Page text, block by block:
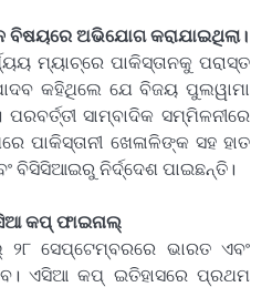
ବିଷୟରେ ଅଭିଯୋଗ କରାଯାଇଥିଲା।
ମ୍ୟାଚ୍‌ରେ ପାକିସ୍ତାନକୁ ପରାସ୍ତ
କହିଥିଲେ ଯେ ବିଜୟ ପୁଲୱାମା
ସାମ୍ବାଦିକ ସମ୍ମିଳନୀରେ
ପାକିସ୍ତାନୀ ଖେଳାଳିଙ୍କ ସହ ହାତ
ବିସିସିଆଇରୁ ନିର୍ଦ୍ଦେଶ ପାଇଛନ୍ତି।
କପ୍ ଫାଇନାଲ୍
ସେପ୍ଟେମ୍ବରରେ ଭାରତ ଏବଂ
ଏସିଆ କପ୍ ଇତିହାସରେ ପ୍ରଥମ